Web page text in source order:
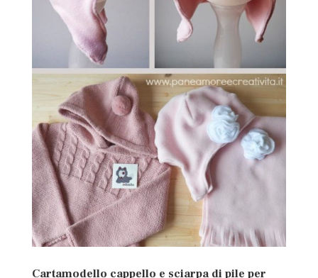
Cartamodello cappello e sciarpa di pile per